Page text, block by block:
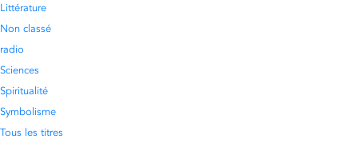
Littérature
Non classé
radio
Sciences
Spiritualité
Symbolisme
Tous les titres